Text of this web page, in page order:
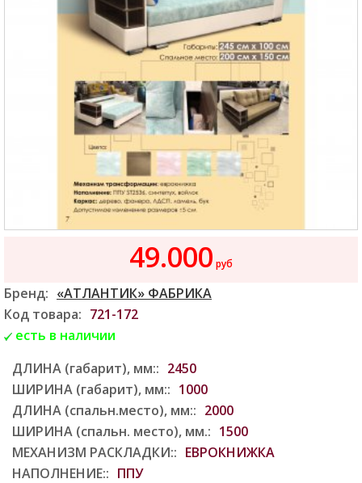
49.000 руб
Бренд: «АТЛАНТИК» ФАБРИКА
Код товара: 721-172
есть в наличии
ДЛИНА (габарит), мм:: 2450
ШИРИНА (габарит), мм:: 1000
ДЛИНА (спальн.место), мм:: 2000
ШИРИНА (спальн. место), мм.: 1500
МЕХАНИЗМ РАСКЛАДКИ:: ЕВРОКНИЖКА
НАПОЛНЕНИЕ:: ППУ